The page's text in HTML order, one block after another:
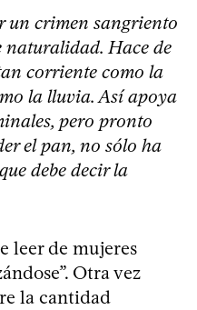
un crimen sangriento
naturalidad. Hace de
corriente como la
la lluvia. Así apoya
pero pronto
el pan, no sólo ha
debe decir la
leer de mujeres
Otra vez
la cantidad